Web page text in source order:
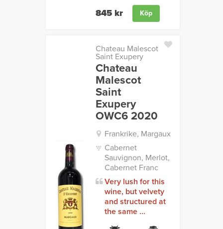
845 kr Köp
Chateau Malescot
Saint Exupery
Chateau
Malescot
Saint
Exupery
OWC6 2020
Frankrike, Margaux
Cabernet
Sauvignon, Merlot,
Cabernet Franc
Very lush for this
wine, but velvety
and structured at
the same ...